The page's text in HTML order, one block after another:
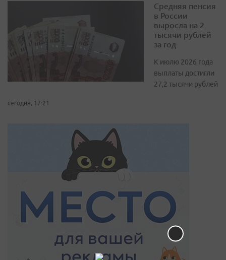
Средняя пенсия
в России
выросла на 2
тысячи рублей
за год
К июлю 2026 года
выплаты достигли
27,2 тысячи рублей
сегодня, 17:21